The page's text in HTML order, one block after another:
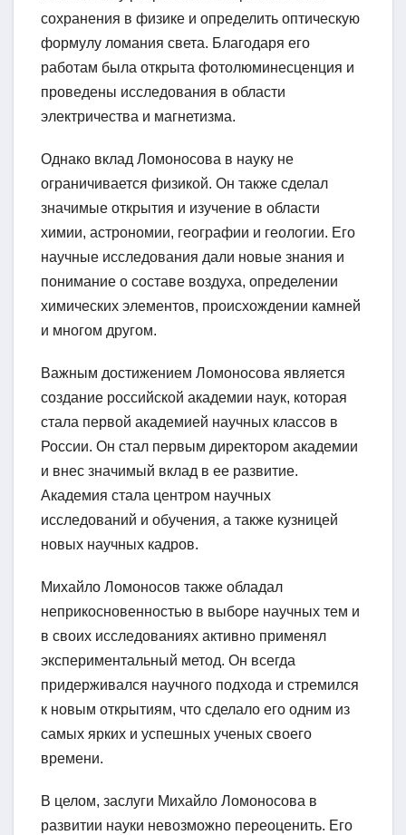
сохранения в физике и определить оптическую
формулу ломания света. Благодаря его
работам была открыта фотолюминесценция и
проведены исследования в области
электричества и магнетизма.
Однако вклад Ломоносова в науку не
ограничивается физикой. Он также сделал
значимые открытия и изучение в области
химии, астрономии, географии и геологии. Его
научные исследования дали новые знания и
понимание о составе воздуха, определении
химических элементов, происхождении камней
и многом другом.
Важным достижением Ломоносова является
создание российской академии наук, которая
стала первой академией научных классов в
России. Он стал первым директором академии
и внес значимый вклад в ее развитие.
Академия стала центром научных
исследований и обучения, а также кузницей
новых научных кадров.
Михайло Ломоносов также обладал
неприкосновенностью в выборе научных тем и
в своих исследованиях активно применял
экспериментальный метод. Он всегда
придерживался научного подхода и стремился
к новым открытиям, что сделало его одним из
самых ярких и успешных ученых своего
времени.
В целом, заслуги Михайло Ломоносова в
развитии науки невозможно переоценить. Его